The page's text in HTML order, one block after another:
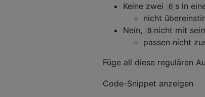
Keine zwei 0 s in
nicht
Nein, 0 nicht mit
passen nicht
Füge all diese regulären
Code-Snippet anzeigen